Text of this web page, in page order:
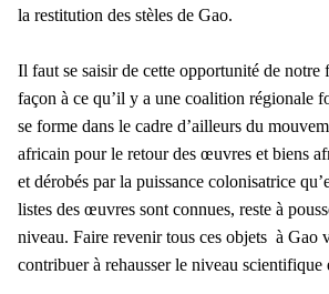
la restitution des stèles de Gao.
Il faut se saisir de cette opportunité de notre
façon à ce qu’il y a une coalition régionale
se forme dans le cadre d’ailleurs du
africain pour le retour des œuvres et biens
et dérobés par la puissance colonisatrice
listes des œuvres sont connues, reste à
niveau. Faire revenir tous ces objets à Gao
contribuer à rehausser le niveau